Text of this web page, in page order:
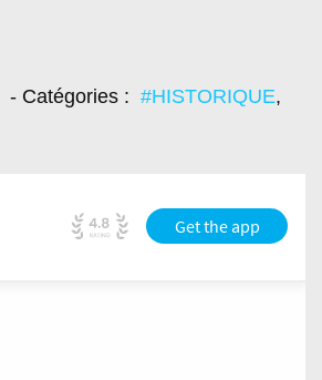
- Catégories : #HISTORIQUE,